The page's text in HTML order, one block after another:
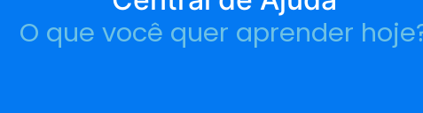
O que você quer aprender